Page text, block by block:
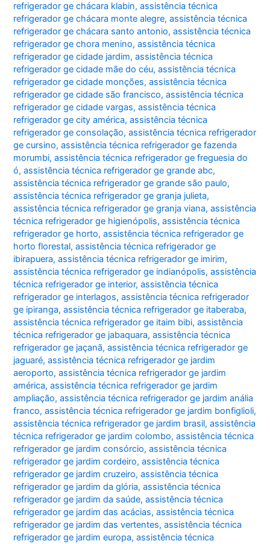
refrigerador ge chácara klabin,assistência técnica
refrigerador ge chácara monte alegre,assistência técnica
refrigerador ge chácara santo antonio,assistência técnica
refrigerador ge chora menino,assistência técnica
refrigerador ge cidade jardim,assistência técnica
refrigerador ge cidade mãe do céu,assistência técnica
refrigerador ge cidade monções,assistência técnica
refrigerador ge cidade são francisco,assistência técnica
refrigerador ge cidade vargas,assistência técnica
refrigerador ge city américa,assistência técnica
refrigerador ge consolação,assistência técnica refrigerador
ge cursino,assistência técnica refrigerador ge fazenda
morumbi,assistência técnica refrigerador ge freguesia do
ó,assistência técnica refrigerador ge grande abc,
assistência técnica refrigerador ge grande são paulo,
assistência técnica refrigerador ge granja julieta,
assistência técnica refrigerador ge granja viana,assistência
técnica refrigerador ge higienópolis,assistência técnica
refrigerador ge horto,assistência técnica refrigerador ge
horto florestal,assistência técnica refrigerador ge
ibirapuera,assistência técnica refrigerador ge imirim,
assistência técnica refrigerador ge indianópolis,assistência
técnica refrigerador ge interior,assistência técnica
refrigerador ge interlagos,assistência técnica refrigerador
ge ipiranga,assistência técnica refrigerador ge itaberaba,
assistência técnica refrigerador ge itaim bibi,assistência
técnica refrigerador ge jabaquara,assistência técnica
refrigerador ge jaçanã,assistência técnica refrigerador ge
jaguaré,assistência técnica refrigerador ge jardim
aeroporto,assistência técnica refrigerador ge jardim
américa,assistência técnica refrigerador ge jardim
ampliação,assistência técnica refrigerador ge jardim anália
franco,assistência técnica refrigerador ge jardim bonfiglioli,
assistência técnica refrigerador ge jardim brasil,assistência
técnica refrigerador ge jardim colombo,assistência técnica
refrigerador ge jardim consórcio,assistência técnica
refrigerador ge jardim cordeiro,assistência técnica
refrigerador ge jardim cruzeiro,assistência técnica
refrigerador ge jardim da glória,assistência técnica
refrigerador ge jardim da saúde,assistência técnica
refrigerador ge jardim das acácias,assistência técnica
refrigerador ge jardim das vertentes,assistência técnica
refrigerador ge jardim europa,assistência técnica